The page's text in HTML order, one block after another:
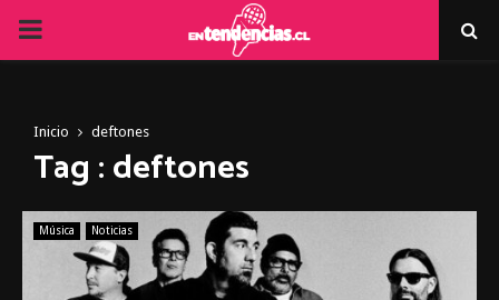
PRIMARY
Inicio deftones
Tag : deftones
Música Noticias